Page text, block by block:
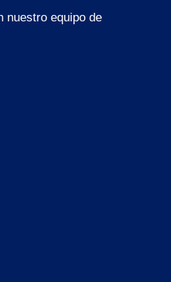
nuestro equipo de